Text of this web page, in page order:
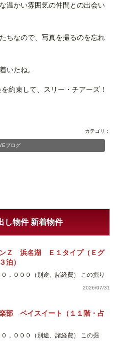
温かい雰囲気の仲間との出会い
ちなので、写真を撮るのを忘れ
いたね。
約束して、スリー・チアーズ！
カテゴリ：
ブログ
し物件 新着物件
ンＺ 浜名湖 Ｅ１タイプ（Ｅグ
泊）
０００（別途、諸経費） この掘り
2026/07/31
部 ベイスイート（１１階・占
０００（別途、諸経費） この掘